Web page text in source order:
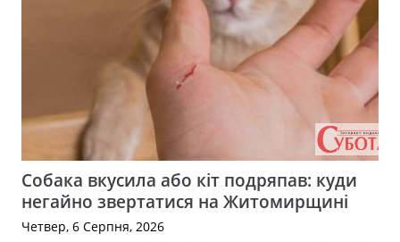
Собака вкусила або кіт подряпав: куди
негайно звертатися на Житомирщині
Четвер, 6 Серпня, 2026